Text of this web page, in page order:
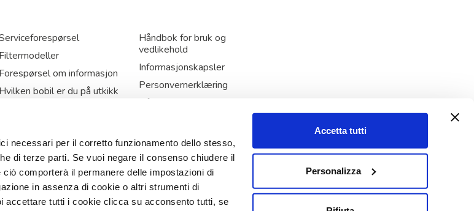
necessari per il corretto funzionamento dello stesso,
di terze parti. Se vuoi negare il consenso chiudere il
comporterà il permanere delle impostazioni di
in assenza di cookie o altri strumenti di
accettare tutti i cookie clicca su acconsento tutti, se
Accetta tutti
Personalizza
Filtermodeller
Forespørsel om informasjon
Hvilken bobil er du på utkikk
Håndbok for bruk og
vedlikehold
Informasjonskapsler
Personvernerklæring
Håndtering av
IT 03345730968 R.E.A. SIENA 121759 – SEA Società Europea Autocaravan S.p.A
FOLLOW US